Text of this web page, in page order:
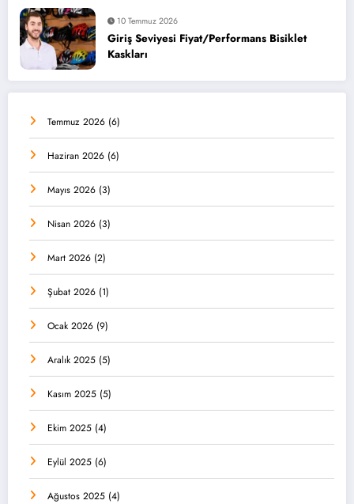
10 Temmuz 2026
Giriş Seviyesi Fiyat/Performans Bisiklet
Kaskları
Temmuz 2026 (6)
Haziran 2026 (6)
Mayıs 2026 (3)
Nisan 2026 (3)
Mart 2026 (2)
Şubat 2026 (1)
Ocak 2026 (9)
Aralık 2025 (5)
Kasım 2025 (5)
Ekim 2025 (4)
Eylül 2025 (6)
Ağustos 2025 (4)